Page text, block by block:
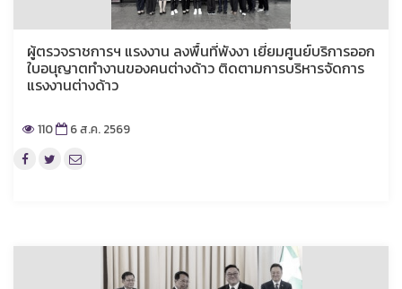
ผู้ตรวจราชการฯ แรงงาน ลงพื้นที่พังงา เยี่ยมศูนย์บริการออก
ใบอนุญาตทำงานของคนต่างด้าว ติดตามการบริหารจัดการ
แรงงานต่างด้าว
110 6 ส.ค. 2569